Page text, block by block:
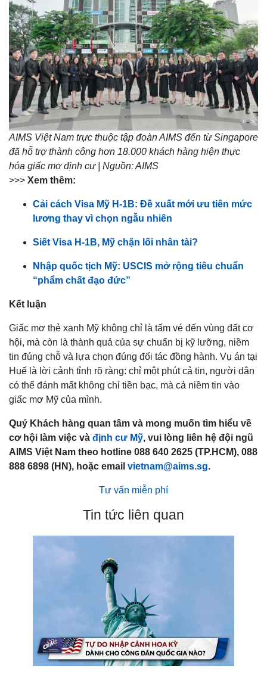
AIMS Việt Nam trực thuộc tập đoàn AIMS đến từ Singapore
đã hỗ trợ thành công hơn 18.000 khách hàng hiện thực
hóa giấc mơ định cư | Nguồn: AIMS
>>> Xem thêm:
Cải cách Visa Mỹ H-1B: Đề xuất mới ưu tiên mức
lương thay vì chọn ngẫu nhiên
Siết Visa H-1B, Mỹ chặn lối nhân tài?
Nhập quốc tịch Mỹ: USCIS mở rộng tiêu chuẩn
“phẩm chất đạo đức”
Kết luận
Giấc mơ thẻ xanh Mỹ không chỉ là tấm vé đến vùng đất cơ
hội, mà còn là thành quả của sự chuẩn bị kỹ lưỡng, niềm
tin đúng chỗ và lựa chọn đúng đối tác đồng hành. Vụ án tại
Huế là lời cảnh tỉnh rõ ràng: chỉ một phút cả tin, người dân
có thể đánh mất không chỉ tiền bạc, mà cả niềm tin vào
giấc mơ Mỹ của mình.
Quý Khách hàng quan tâm và mong muốn tìm hiểu về
cơ hội làm việc và định cư Mỹ, vui lòng liên hệ đội ngũ
AIMS Việt Nam theo hotline 088 640 2625 (TP.HCM), 088
888 6898 (HN), hoặc email vietnam@aims.sg.
Tư vấn miễn phí
Tin tức liên quan